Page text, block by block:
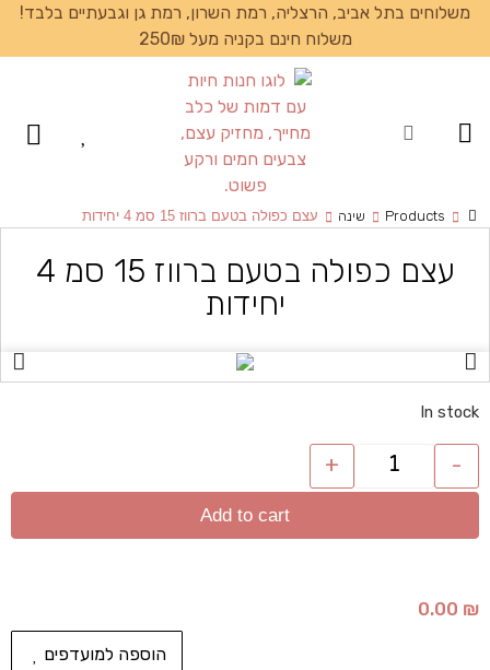
משלוחים בתל אביב, הרצליה, רמת השרון, רמת גן וגבעתיים בלבד!
משלוח חינם בקניה מעל 250₪
Products שינה עצם כפולה בטעם ברווז 15 סמ 4 יחידות
עצם כפולה בטעם ברווז 15 סמ 4
יחידות
In stock
-
+
Add to cart
0.00 ₪
הוספה למועדפים